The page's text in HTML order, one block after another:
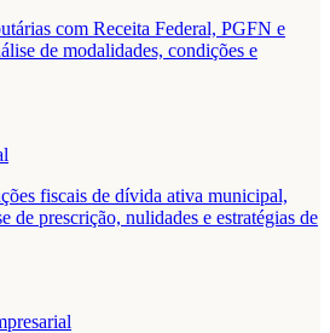
com Receita Federal, PGFN e
de modalidades, condições e
fiscais de dívida ativa municipal,
de prescrição, nulidades e estratégias de